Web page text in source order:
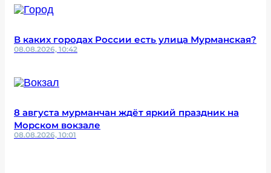
В каких городах России есть улица Мурманская?
08.08.2026, 10:42
8 августа мурманчан ждёт яркий праздник на
Морском вокзале
08.08.2026, 10:01